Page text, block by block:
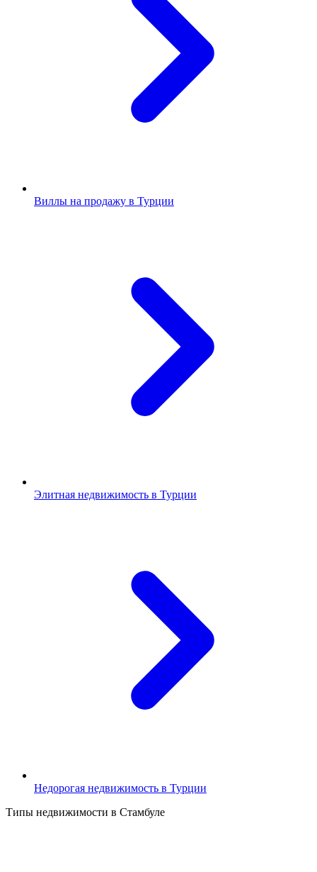
Виллы на продажу в Турции
Элитная недвижимость в Турции
Недорогая недвижимость в Турции
Типы недвижимости в Стамбуле